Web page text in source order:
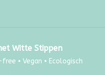
(ULTRAMARINES).
MICA, TRIBEHENIN, SILICA,
MAY CONTAIN +/- : CI
Witte Stippen
• Vegan • Ecologisch